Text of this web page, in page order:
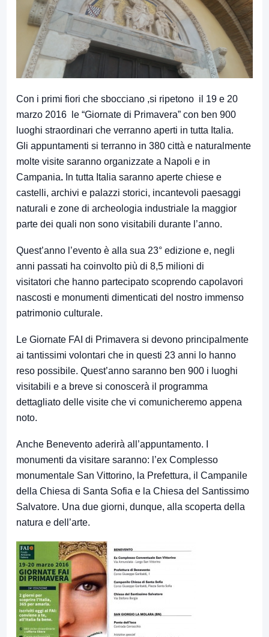
Con i primi fiori che sbocciano ,si ripetono il 19 e 20
marzo 2016 le “Giornate di Primavera” con ben 900
luoghi straordinari che verranno aperti in tutta Italia.
Gli appuntamenti si terranno in 380 città e naturalmente
molte visite saranno organizzate a Napoli e in
Campania. In tutta Italia saranno aperte chiese e
castelli, archivi e palazzi storici, incantevoli paesaggi
naturali e zone di archeologia industriale la maggior
parte dei quali non sono visitabili durante l’anno.
Quest’anno l’evento è alla sua 23° edizione e, negli
anni passati ha coinvolto più di 8,5 milioni di
visitatori che hanno partecipato scoprendo capolavori
nascosti e monumenti dimenticati del nostro immenso
patrimonio culturale.
Le Giornate FAI di Primavera si devono principalmente
ai tantissimi volontari che in questi 23 anni lo hanno
reso possibile. Quest’anno saranno ben 900 i luoghi
visitabili e a breve si conoscerà il programma
dettagliato delle visite che vi comunicheremo appena
noto.
Anche Benevento aderirà all’appuntamento. I
monumenti da visitare saranno: l’ex Complesso
monumentale San Vittorino, la Prefettura, il Campanile
della Chiesa di Santa Sofia e la Chiesa del Santissimo
Salvatore. Una due giorni, dunque, alla scoperta della
natura e dell’arte.